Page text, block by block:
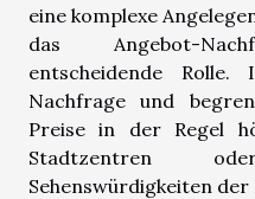
eine komplexe
das Angebot-
entscheidende
Nachfrage und
Preise in der Regel
Stadtzentren
Sehenswürdigkeiten der